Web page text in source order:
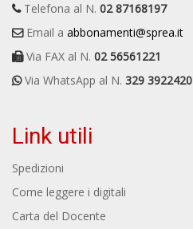
Telefona al N. 02 87168197
Email a abbonamenti@sprea.it
Via FAX al N. 02 56561221
Via WhatsApp al N. 329 3922420
Link utili
Spedizioni
Come leggere i digitali
Carta del Docente